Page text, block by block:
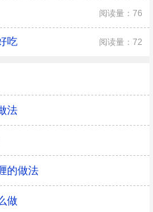
阅读量：76
吃 阅读量：72
法
的做法
做